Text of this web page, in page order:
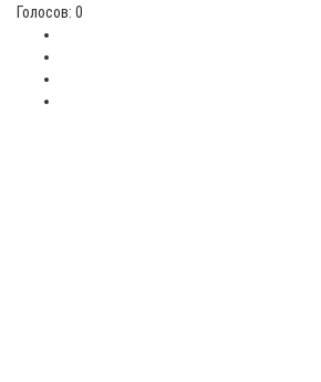
Голосов: 0